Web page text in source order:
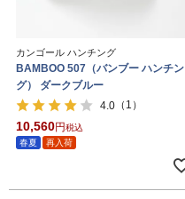
カンゴール ハンチング
BAMBOO 507（バンブー ハンチン
グ） ダークブルー
4.0 （1）
10,560
税込
春夏
再入荷